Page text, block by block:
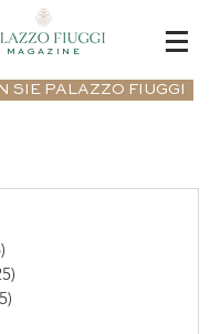
MAGAZINE
SIE PALAZZO FIUGGI